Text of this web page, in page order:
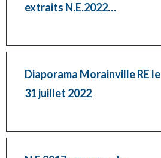
extraits N.E.2022…
Diaporama Morainville RE le
31 juillet 2022